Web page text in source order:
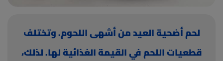
لحم أضحية العيد من أشهى اللحوم. وتختلف
قطعيات اللحم في القيمة الغذائية لها. لذلك،